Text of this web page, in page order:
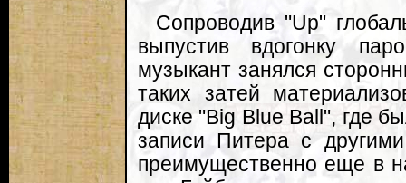
Сопроводив "Up"
выпустив вдогонку
музыкант занялся
таких затей
диске "Big Blue Ball", где
записи Питера с
преимущественно еще в